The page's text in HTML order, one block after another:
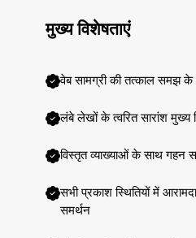
मुख्य विशेषताएं
वेब सामग्री की तत्काल समझ के
लंबे लेखों के त्वरित सारांश
विस्तृत व्याख्याओं के साथ गहन
सभी प्रकाश स्थितियों में
समर्थन